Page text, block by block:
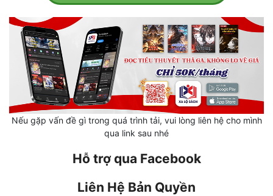
Dị Năng
Gia Đấu
Góc Nhìn Nam
Góc Nhìn Nữ
Nếu gặp vấn đề gì trong quá trình tải, vui lòng liên hệ cho mình
qua link sau nhé
Hỗ trợ qua Facebook
Liên Hệ Bản Quyền